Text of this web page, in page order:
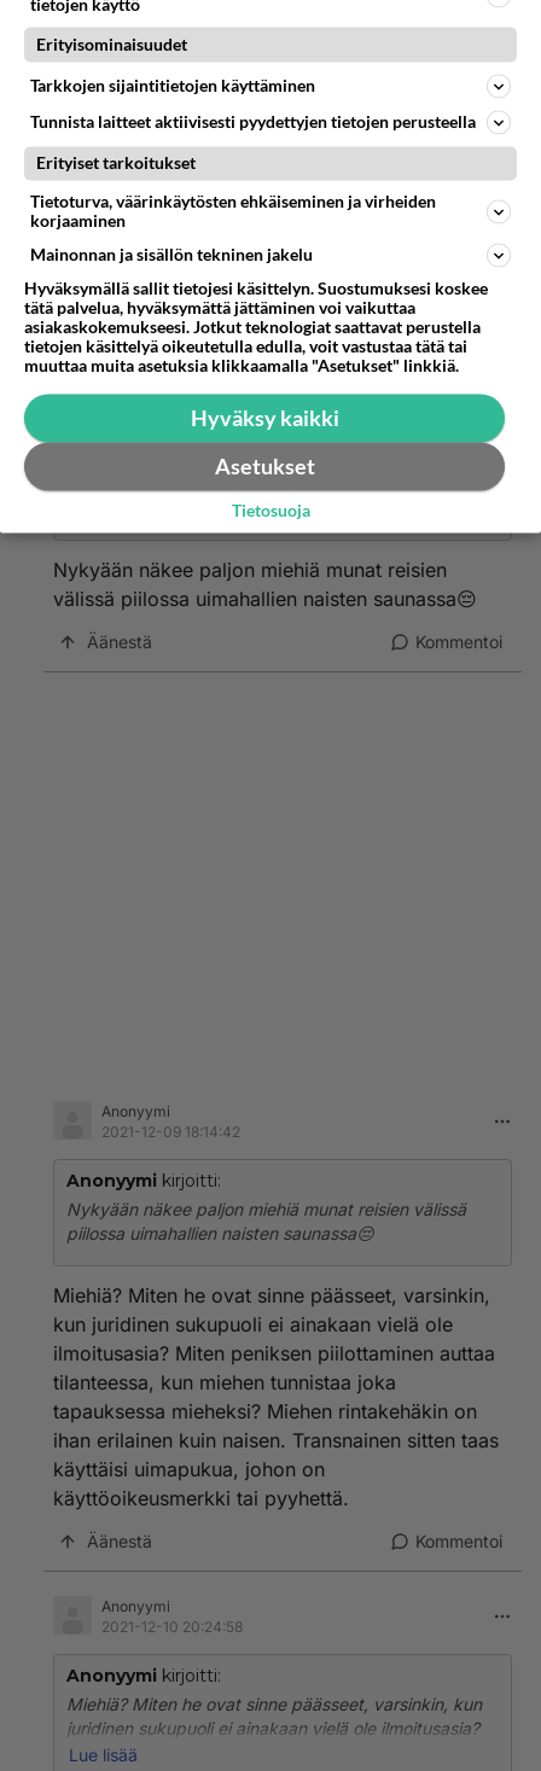
Anonyymikirjoitti:
En usko että käyt kyllä voit haaveilla fantasioida ei
naisten saunoja ole eli käy vaan
Onhan uimahalleissa ja taloyhtiöissä
naistensaunoja kyllä, mutta tuo kyseinen
kirjoittaja on provo, joka kirjoittelee päivittäin
fantasioitaan.
Äänestä Kommentoi
Anonyymi
kirjoitti:
Onhan uimahalleissa ja taloyhtiöissä naistensaunoja
kirjoittelee päivittäin fantasioitaan.
Nykyään näkee paljon miehiä munat reisien
välissä piilossa uimahallien naisten saunassa😔
Äänestä Kommentoi
Anonyymi
2021-12-09 18:14:42
Anonyymi kirjoitti:
Nykyään näkee paljon miehiä munat reisien välissä
piilossa uimahallien naisten saunassa😔
Miehiä? Miten he ovat sinne päässeet, varsinkin,
kun juridinen sukupuoli ei ainakaan vielä ole
ilmoitusasia? Miten peniksen piilottaminen auttaa
tilanteessa, kun miehen tunnistaa joka
tapauksessa mieheksi? Miehen rintakehäkin on
ihan erilainen kuin naisen. Transnainen sitten taas
käyttäisi uimapukua, johon on
käyttöoikeusmerkki tai pyyhettä.
Äänestä Kommentoi
Anonyymi
2021-12-10 20:24:58
Anonyymi kirjoitti:
Miehiä? Miten he ovat sinne päässeet, varsinkin, kun
juridinen sukupuoli ei ainakaan vielä ole ilmoitusasia?
Miten peniksen piilottaminen auttaa tilanteessa, kun
Lue lisää
tietojen käyttö
Erityisominaisuudet
Tarkkojen sijaintitietojen käyttäminen
Tunnista laitteet aktiivisesti pyydettyjen tietojen perusteella
Erityiset tarkoitukset
Tietoturva, väärinkäytösten ehkäiseminen ja virheiden
korjaaminen
Mainonnan ja sisällön tekninen jakelu
Hyväksymällä sallit tietojesi käsittelyn. Suostumuksesi koskee
tätä palvelua, hyväksymättä jättäminen voi vaikuttaa
asiakaskokemukseesi. Jotkut teknologiat saattavat perustella
tietojen käsittelyä oikeutetulla edulla, voit vastustaa tätä tai
muuttaa muita asetuksia klikkaamalla "Asetukset" linkkiä.
Hyväksy kaikki
Asetukset
Tietosuoja